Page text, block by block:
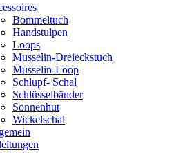
Bommeltuch
Handstulpen
Loops
Musselin-Dreieckstuch
Musselin-Loop
Schlupf- Schal
Schlüsselbänder
Sonnenhut
Wickelschal